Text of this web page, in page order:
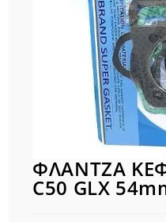
ΦΛΑΝΤΖΑ
C50 GLX